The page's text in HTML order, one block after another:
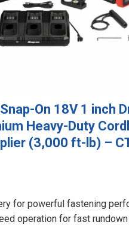
On 18V 1 inch
Heavy-Duty
(3,000 ft-lb) –
for powerful fastening
operation for fast rundown